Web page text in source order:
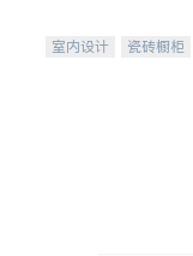
室内设计
瓷砖橱柜